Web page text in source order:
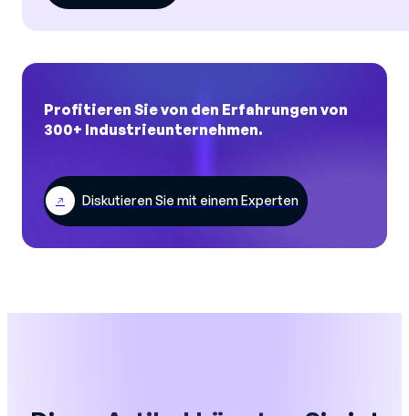
Profitieren Sie von den Erfahrungen von
300+ Industrieunternehmen.
Diskutieren Sie mit einem Experten